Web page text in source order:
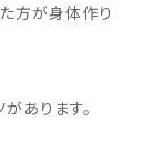
方が身体作り
あります。